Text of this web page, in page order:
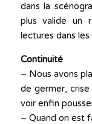
dans la
plus valide un
lectures dans les
Continuité
– Nous avons
de germer, crise
voir enfin
– Quand on est